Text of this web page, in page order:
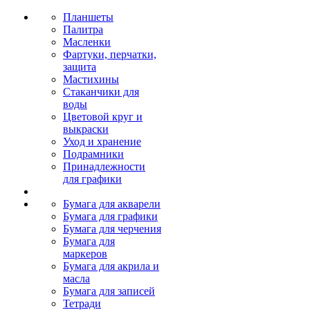
Планшеты
Палитра
Масленки
Фартуки, перчатки,
защита
Мастихины
Стаканчики для
воды
Цветовой круг и
выкраски
Уход и хранение
Подрамники
Принадлежности
для графики
Бумага для акварели
Бумага для графики
Бумага для черчения
Бумага для
маркеров
Бумага для акрила и
масла
Бумага для записей
Тетради